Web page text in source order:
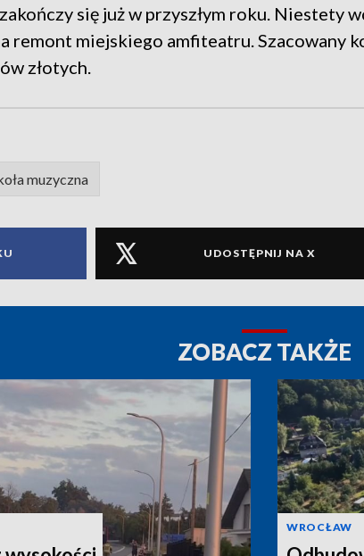
się już w przyszłym roku. Niestety
remont miejskiego amfiteatru. Szacowany
złotych.
muzyczna
UDOSTĘPNIJ NA X
ZOBACZ TAKŻE
WROCŁAW